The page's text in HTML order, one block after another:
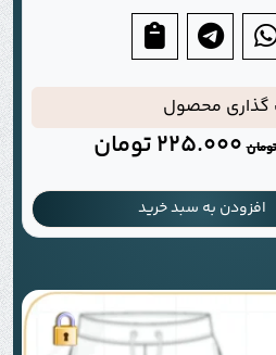
گذاری محصول
تومان 225.000تومان
افزودن به سبد خرید